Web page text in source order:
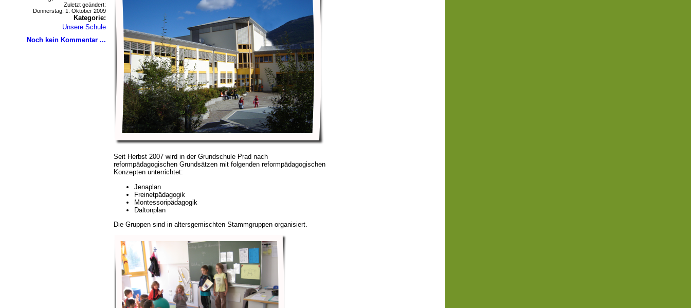
Zuletzt geändert:
Donnerstag, 1. Oktober 2009
Kategorie:
Unsere Schule
Noch kein Kommentar ...
Seit Herbst 2007 wird in der Grundschule Prad nach
reformpädagogischen Grundsätzen mit folgenden reformpädagogischen
Konzepten unterrichtet:
Jenaplan
Freinetpädagogik
Montessoripädagogik
Daltonplan
Die Gruppen sind in altersgemischten Stammgruppen organisiert.